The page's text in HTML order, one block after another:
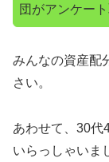
団がアンケー
みんなの資産配
さい。
あわせて、30代
いらっしゃいま